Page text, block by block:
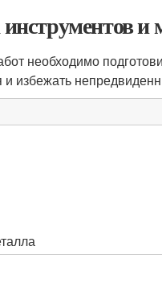
и
необходимо
и избежать